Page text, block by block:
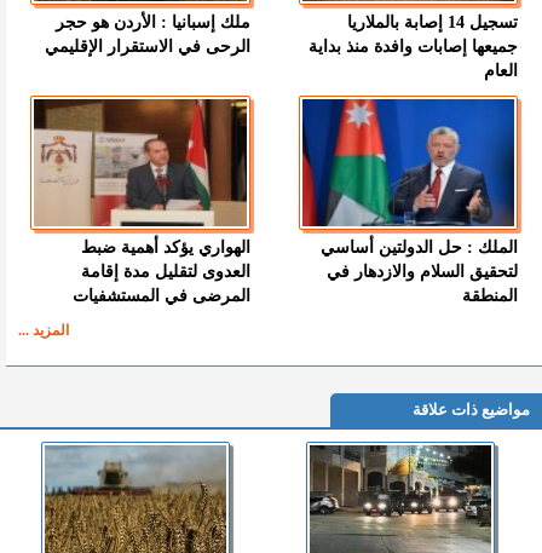
تسجيل 14 إصابة بالملاريا
جميعها إصابات وافدة منذ بداية
العام
ملك إسبانيا : الأردن هو حجر
الرحى في الاستقرار الإقليمي
الملك : حل الدولتين أساسي
لتحقيق السلام والازدهار في
المنطقة
الهواري يؤكد أهمية ضبط
العدوى لتقليل مدة إقامة
المرضى في المستشفيات
المزيد ...
مواضيع ذات علاقة